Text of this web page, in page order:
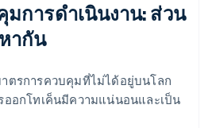
การดำเนินงาน: ส่วน
ากัน
ตรการควบคุมที่ไม่ได้อยู่บนโลก
ออกโทเค็นมีความแน่นอนและเป็น